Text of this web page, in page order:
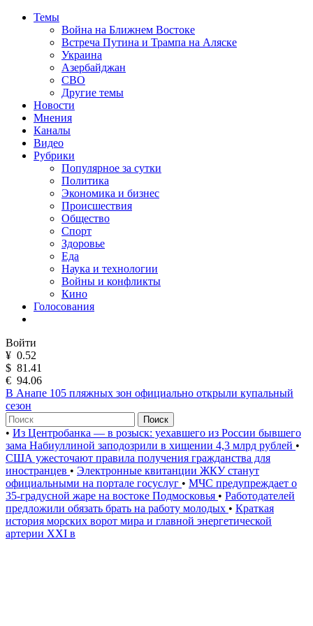
Темы
Война на Ближнем Востоке
Встреча Путина и Трампа на Аляске
Украина
Азербайджан
СВО
Другие темы
Новости
Мнения
Каналы
Видео
Рубрики
Популярное за сутки
Политика
Экономика и бизнес
Происшествия
Общество
Спорт
Здоровье
Еда
Наука и технологии
Войны и конфликты
Кино
Голосования
Войти
¥ 0.52
$ 81.41
€ 94.06
В Анапе 105 пляжных зон официально открыли купальный
сезон
Поиск
• Из Центробанка — в розыск: уехавшего из России бывшего
зама Набиуллиной заподозрили в хищении 4,3 млрд рублей •
США ужесточают правила получения гражданства для
иностранцев • Электронные квитанции ЖКУ станут
официальными на портале госуслуг • МЧС предупреждает о
35-градусной жаре на востоке Подмосковья • Работодателей
предложили обязать брать на работу молодых • Краткая
история морских ворот мира и главной энергетической
артерии XXI в